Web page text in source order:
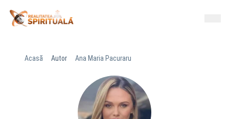
Acasă Autor Ana Maria Pacuraru